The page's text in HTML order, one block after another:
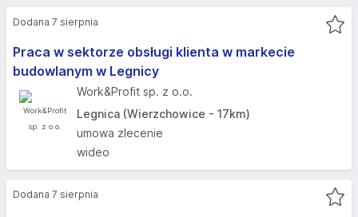
Praca w sektorze obsługi klienta w markecie
budowlanym w Legnicy
Work&Profit sp. z o.o.
Legnica (Wierzchowice - 17km)
umowa zlecenie
wideo
Dodana 7 sierpnia
Dodana 7 sierpnia